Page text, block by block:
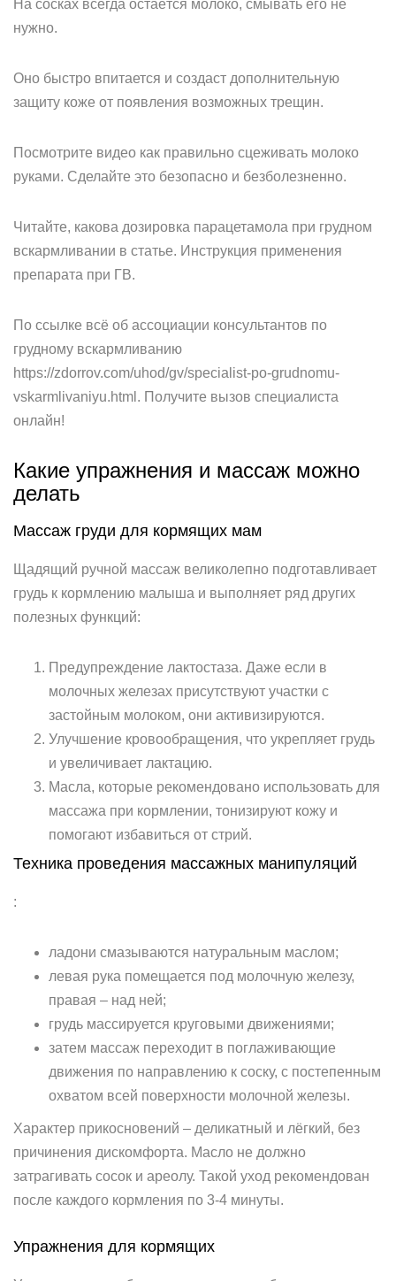
На сосках всегда остаётся молоко, смывать его не
нужно.
Оно быстро впитается и создаст дополнительную
защиту коже от появления возможных трещин.
Посмотрите видео как правильно сцеживать молоко
руками. Сделайте это безопасно и безболезненно.
Читайте, какова дозировка парацетамола при грудном
вскармливании в статье. Инструкция применения
препарата при ГВ.
По ссылке всё об ассоциации консультантов по
грудному вскармливанию
https://zdorrov.com/uhod/gv/specialist-po-grudnomu-
vskarmlivaniyu.html. Получите вызов специалиста
онлайн!
Какие упражнения и массаж можно
делать
Массаж груди для кормящих мам
Щадящий ручной массаж великолепно подготавливает
грудь к кормлению малыша и выполняет ряд других
полезных функций:
Предупреждение лактостаза. Даже если в
молочных железах присутствуют участки с
застойным молоком, они активизируются.
Улучшение кровообращения, что укрепляет грудь
и увеличивает лактацию.
Масла, которые рекомендовано использовать для
массажа при кормлении, тонизируют кожу и
помогают избавиться от стрий.
Техника проведения массажных манипуляций
:
ладони смазываются натуральным маслом;
левая рука помещается под молочную железу,
правая – над ней;
грудь массируется круговыми движениями;
затем массаж переходит в поглаживающие
движения по направлению к соску, с постепенным
охватом всей поверхности молочной железы.
Характер прикосновений – деликатный и лёгкий, без
причинения дискомфорта. Масло не должно
затрагивать сосок и ареолу. Такой уход рекомендован
после каждого кормления по 3-4 минуты.
Упражнения для кормящих